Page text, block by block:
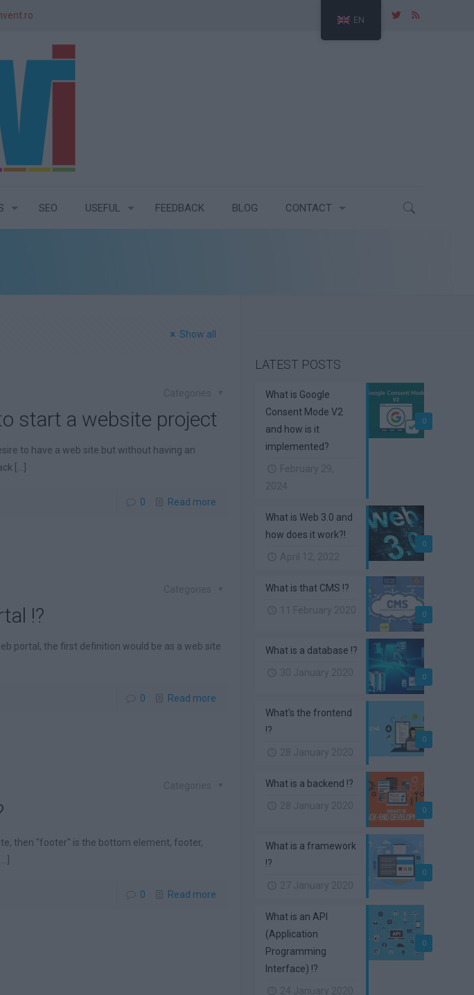
SEO USEFUL FEEDBACK BLOG CONTACT
Show all
start a website project
to have a web site but without having an
0 Read more
!?
portal, the first definition would be as a web site
0 Read more
then "footer" is the bottom element, footer,
[...]
0 Read more
LATEST POSTS
0
What is Google
Consent Mode V2
and how is it
implemented?
0
What is Web 3.0 and
how does it work?!
0
What is that CMS !?
0
What is a database !?
0
What's the frontend
!?
0
What is a backend !?
0
What is a framework
!?
0
What is an API
(Application
Programming
Interface) !?
EN